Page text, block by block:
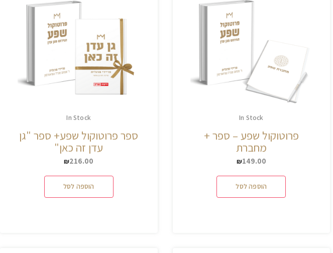
In Stock
פרוטוקול שפע – ספר +
מחברת
₪149.00
הוספה לסל
In Stock
ספר פרוטוקול שפע+ ספר "גן
עדן זה כאן"
₪216.00
הוספה לסל